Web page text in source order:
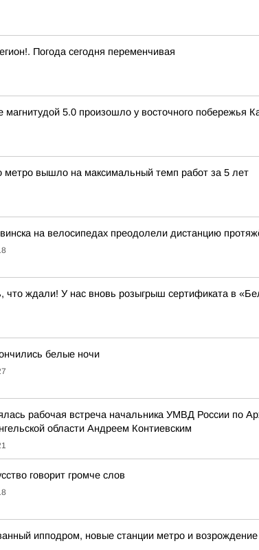
Погода сегодня переменчивая
магнитудой 5.0 произошло у восточного побережья
метро вышло на максимальный темп работ за 5 лет
на велосипедах преодолели дистанцию
что ждали! У нас вновь розыгрыш сертификата в
белые ночи
рабочая встреча начальника УМВД России по
области Андреем Контиевским
говорит громче слов
ипподром, новые станции метро и